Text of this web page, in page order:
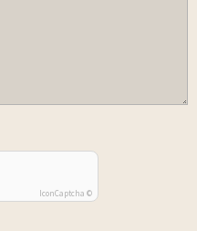
IconCaptcha ©